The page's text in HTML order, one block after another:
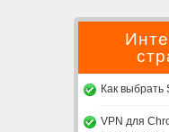
Как выбрать
VPN для